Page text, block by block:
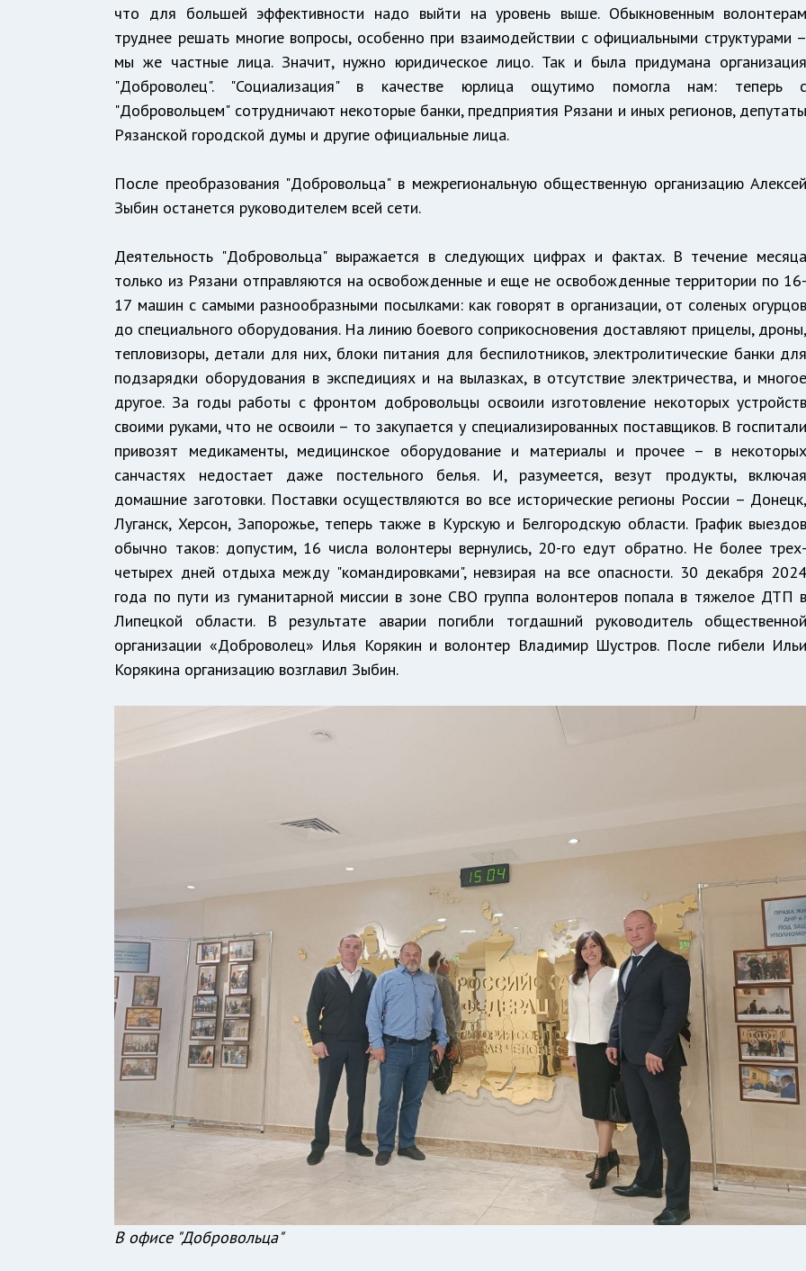
что для большей эффективности надо выйти на уровень выше. Обыкновенным волонтерам
труднее решать многие вопросы, особенно при взаимодействии с официальными структурами –
мы же частные лица. Значит, нужно юридическое лицо. Так и была придумана организация
"Доброволец". "Социализация" в качестве юрлица ощутимо помогла нам: теперь с
"Добровольцем" сотрудничают некоторые банки, предприятия Рязани и иных регионов, депутаты
Рязанской городской думы и другие официальные лица.
После преобразования "Добровольца" в межрегиональную общественную организацию Алексей
Зыбин останется руководителем всей сети.
Деятельность "Добровольца" выражается в следующих цифрах и фактах. В течение месяца
только из Рязани отправляются на освобожденные и еще не освобожденные территории по 16-
17 машин с самыми разнообразными посылками: как говорят в организации, от соленых огурцов
до специального оборудования. На линию боевого соприкосновения доставляют прицелы, дроны,
тепловизоры, детали для них, блоки питания для беспилотников, электролитические банки для
подзарядки оборудования в экспедициях и на вылазках, в отсутствие электричества, и многое
другое. За годы работы с фронтом добровольцы освоили изготовление некоторых устройств
своими руками, что не освоили – то закупается у специализированных поставщиков. В госпитали
привозят медикаменты, медицинское оборудование и материалы и прочее – в некоторых
санчастях недостает даже постельного белья. И, разумеется, везут продукты, включая
домашние заготовки. Поставки осуществляются во все исторические регионы России – Донецк,
Луганск, Херсон, Запорожье, теперь также в Курскую и Белгородскую области. График выездов
обычно таков: допустим, 16 числа волонтеры вернулись, 20-го едут обратно. Не более трех-
четырех дней отдыха между "командировками", невзирая на все опасности. 30 декабря 2024
года по пути из гуманитарной миссии в зоне СВО группа волонтеров попала в тяжелое ДТП в
Липецкой области. В результате аварии погибли тогдашний руководитель общественной
организации «Доброволец» Илья Корякин и волонтер Владимир Шустров. После гибели Ильи
Корякина организацию возглавил Зыбин.
В офисе "Добровольца"